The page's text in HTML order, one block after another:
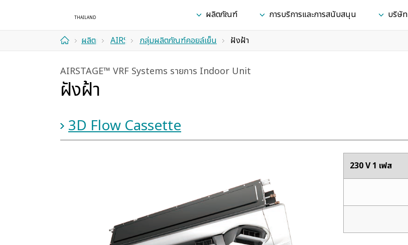
ผลิตภัณฑ์ การบริการและการสนับสนุน
บริษัท
อาศัย
ผลิตภัณฑ์AIRSTAGE™กลุ่มผลิตภัณฑ์คอยล์เย็น ฝังฝ้า
AIRSTAGE™ VRF Systems รายการ Indoor Unit
ฝังฝ้า
3D Flow Cassette
230 V 1 เฟส